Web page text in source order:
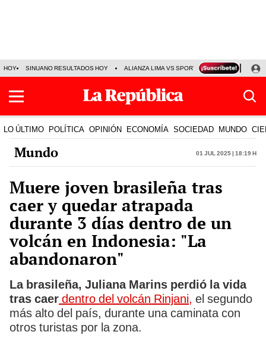
HOY SINUANO RESULTADOS HOY ALIANZA LIMA VS SPORT BOYS JORGE
LO ÚLTIMO POLÍTICA OPINIÓN ECONOMÍA SOCIEDAD MUNDO
Mundo 01 Jul 2025 | 18:19 h
Muere joven brasileña tras
caer y quedar atrapada
durante 3 días dentro de un
volcán en Indonesia: "La
abandonaron"
La brasileña, Juliana Marins perdió la vida
tras caer dentro del volcán Rinjani, el segundo
más alto del país, durante una caminata con
otros turistas por la zona.